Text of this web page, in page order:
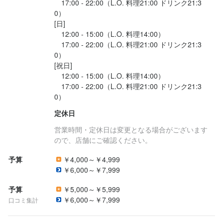
17:00 - 22:00（L.O. 料理21:00 ドリンク21:3
0）
[日]
12:00 - 15:00（L.O. 料理14:00）
17:00 - 22:00（L.O. 料理21:00 ドリンク21:3
0）
[祝日]
12:00 - 15:00（L.O. 料理14:00）
17:00 - 22:00（L.O. 料理21:00 ドリンク21:3
定休日
営業時間・定休日は変更となる場合がございます
ので、店舗にご確認ください。
予算
￥4,000～￥4,999
￥6,000～￥7,999
予算
口コミ集計
￥5,000～￥5,999
￥6,000～￥7,999
★扶養内勤務OK
★面接時の履歴書不要
楽しく働きたいって思いだけで充分ですよ♪
お店の採用担当者からのメッセージ
「玄品ふぐ」は
いつ誰と来ても楽しめる
「愉快なふぐ専門店」です！
学生さん、Wワーカーさん、フリーターさんにとって
◆シフトは2週間毎に決めますよ～♪
週1日~・1日1時間~OK!